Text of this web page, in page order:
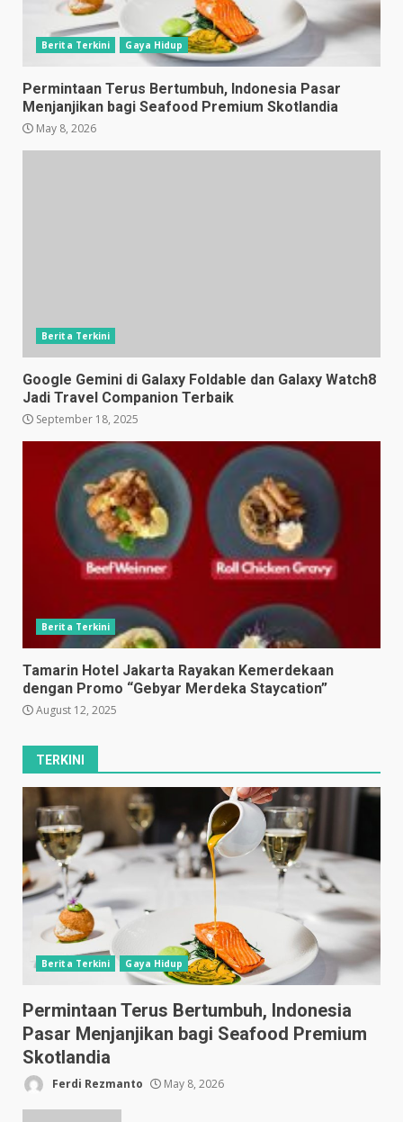
Berita Terkini Gaya Hidup
Permintaan Terus Bertumbuh, Indonesia Pasar
Menjanjikan bagi Seafood Premium Skotlandia
May 8, 2026
Berita Terkini
Google Gemini di Galaxy Foldable dan Galaxy Watch8
Jadi Travel Companion Terbaik
September 18, 2025
Berita Terkini
Tamarin Hotel Jakarta Rayakan Kemerdekaan
dengan Promo “Gebyar Merdeka Staycation”
August 12, 2025
TERKINI
Berita Terkini Gaya Hidup
Permintaan Terus Bertumbuh, Indonesia
Pasar Menjanjikan bagi Seafood Premium
Skotlandia
Ferdi Rezmanto May 8, 2026